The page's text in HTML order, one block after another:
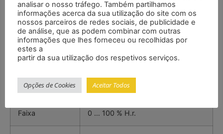
±0,5 °C (-20 … +60 °C)
±1,0 °C (+60 … +100 °C)
Humidade
relativa
Faixa 0 … 100 % H.r.
analisar o nosso tráfego. Também partilhamos
informações acerca da sua utilização do site com os
nossos parceiros de redes sociais, de publicidade e
de análise, que as podem combinar com outras
informações que lhes forneceu ou recolhidas por
estes a
partir da sua utilização dos respetivos serviços.
Opções de Cookies Aceitar Todos